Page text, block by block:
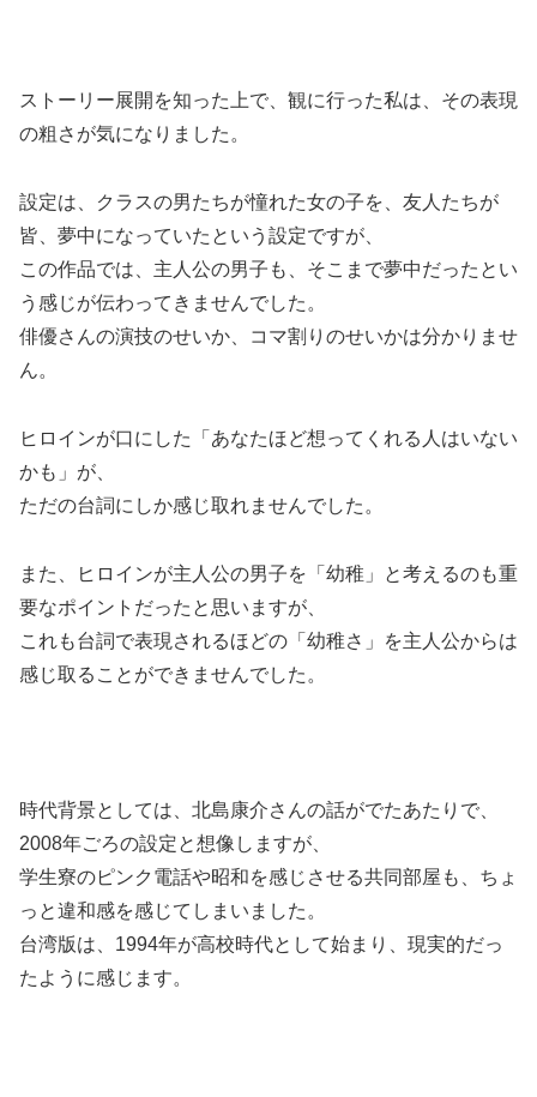
ストーリー展開を知った上で、観に行った私は、その表現
の粗さが気になりました。
設定は、クラスの男たちが憧れた女の子を、友人たちが
皆、夢中になっていたという設定ですが、
この作品では、主人公の男子も、そこまで夢中だったとい
う感じが伝わってきませんでした。
俳優さんの演技のせいか、コマ割りのせいかは分かりませ
ん。
ヒロインが口にした「あなたほど想ってくれる人はいない
かも」が、
ただの台詞にしか感じ取れませんでした。
また、ヒロインが主人公の男子を「幼稚」と考えるのも重
要なポイントだったと思いますが、
これも台詞で表現されるほどの「幼稚さ」を主人公からは
感じ取ることができませんでした。
時代背景としては、北島康介さんの話がでたあたりで、
2008年ごろの設定と想像しますが、
学生寮のピンク電話や昭和を感じさせる共同部屋も、ちょ
っと違和感を感じてしまいました。
台湾版は、1994年が高校時代として始まり、現実的だっ
たように感じます。